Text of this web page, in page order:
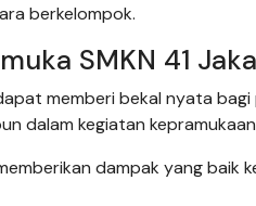
berkelompok.
SMKN 41
memberi bekal nyata
dalam kegiatan
dampak yang baik